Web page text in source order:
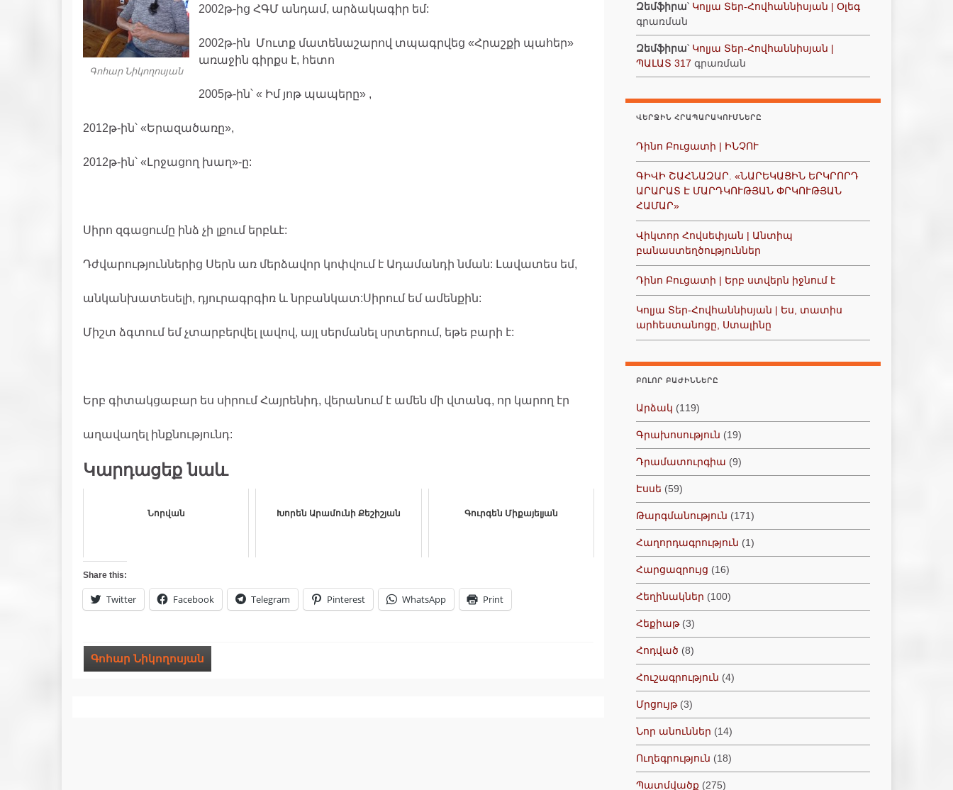
Գոհար Նիկողոսյան
2002թ-ից ՀԳՄ անդամ, արձակագիր եմ:
2002թ-ին Մուտք մատենաշարով տպագրվեց «Հրաշքի պահեր»
առաջին գիրքս է, հետո
2005թ-ին՝ « Իմ յոթ պապերը» ,
2012թ-ին՝ «Երազածառը»,
2012թ-ին՝ «Լրջացող խաղ»-ը:
Սիրո զգացումը ինձ չի լքում երբևէ:
Դժվարություններից Սերն առ մերձավոր կոփվում է Ադամանդի նման: Լավատես եմ,
անկանխատեսելի, դյուրագրգիռ և նրբանկատ:Սիրում եմ ամենքին:
Միշտ ձգտում եմ չտարբերվել լավով, այլ սերմանել սրտերում, եթե բարի է:
Երբ գիտակցաբար ես սիրում Հայրենիդ, վերանում է ամեն մի վտանգ, որ կարող էր
աղավաղել ինքնությունդ:
Կարդացեք նաև
Նորվան Խորեն Արամունի Քեշիշյան Գուրգեն Միքայելյան
Share this:
Twitter Facebook Telegram Pinterest WhatsApp Print
Գոհար Նիկողոսյան
Զեմֆիրա՝ Կոլյա Տեր-Հովհաննիսյան | Օլեգ
գրառման
Զեմֆիրա՝ Կոլյա Տեր-Հովհաննիսյան |
ՊԱԼԱՏ 317 գրառման
ՎԵՐՋԻՆ ՀՐԱՊԱՐԱԿՈՒՄՆԵՐԸ
Դինո Բուցատի | ԻՆՉՈՒ
ԳԻՎԻ ՇԱՀՆԱԶԱՐ. «ՆԱՐԵԿԱՑԻՆ ԵՐԿՐՈՐԴ
ԱՐԱՐԱՏ Է ՄԱՐԴԿՈՒԹՅԱՆ ՓՐԿՈՒԹՅԱՆ
ՀԱՄԱՐ»
Վիկտոր Հովսեփյան | Անտիպ
բանաստեղծություններ
Դինո Բուցատի | Երբ ստվերն իջնում է
Կոլյա Տեր-Հովհաննիսյան | Ես, տատիս
արհեստանոցը, Ստալինը
ԲՈԼՈՐ ԲԱԺԻՆՆԵՐԸ
Արձակ (119)
Գրախոսություն (19)
Դրամատուրգիա (9)
Էսսե (59)
Թարգմանություն (171)
Հաղորդագրություն (1)
Հարցազրույց (16)
Հեղինակներ (100)
Հեքիաթ(3)
Հոդված (8)
Հուշագրություն (4)
Մրցույթ(3)
Նոր անուններ (14)
Ուղեգրություն (18)
Պատմվածք (275)